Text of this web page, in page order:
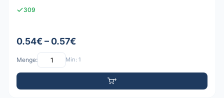
309
0.54€ – 0.57€
Menge: Min: 1